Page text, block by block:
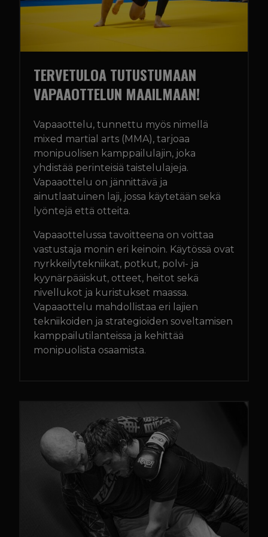
GLADIATOR FACTORY
OTA YHTEYTTÄ
IN ENGLISH
TREENIKALENTERI
TERVETULOA TUTUSTUMAAN
VAPAAOTTELUN MAAILMAAN!
Vapaaottelu, tunnettu myös nimellä
mixed martial arts (MMA), tarjoaa
monipuolisen kamppailulajin, joka
yhdistää perinteisiä taistelulajeja.
Vapaaottelu on jännittävä ja
ainutlaatuinen laji, jossa käytetään sekä
lyöntejä että otteita.
Vapaaottelussa tavoitteena on voittaa
vastustaja monin eri keinoin. Käytössä ovat
nyrkkeilytekniikat, potkut, polvi- ja
kyynärpääiskut, otteet, heitot sekä
nivellukot ja kuristukset maassa.
Vapaaottelu mahdollistaa eri lajien
tekniikoiden ja strategioiden soveltamisen
kamppailutilanteissa ja kehittää
monipuolista osaamista.